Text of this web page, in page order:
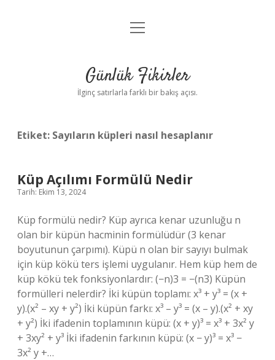
Anasayfa
Yasal Uyarı
menüyü
Günlük Fikirler
İlginç satırlarla farklı bir bakış açısı.
Etiket: Sayıların küpleri nasıl hesaplanır
Küp Açılımı Formülü Nedir
Tarih: Ekim 13, 2024
Küp formülü nedir? Küp ayrıca kenar uzunluğu n
olan bir küpün hacminin formülüdür (3 kenar
boyutunun çarpımı). Küpü n olan bir sayıyı bulmak
için küp kökü ters işlemi uygulanır. Hem küp hem de
küp kökü tek fonksiyonlardır: (−n)3 = −(n3) Küpün
formülleri nelerdir? İki küpün toplamı: x³ + y³ = (x +
y).(x² – xy + y²) İki küpün farkı: x³ – y³ = (x – y).(x² + xy
+ y²) İki ifadenin toplamının küpü: (x + y)³ = x³ + 3x² y
+ 3xy² + y³ İki ifadenin farkının küpü: (x − y)³ = x³ −
3x² y +…